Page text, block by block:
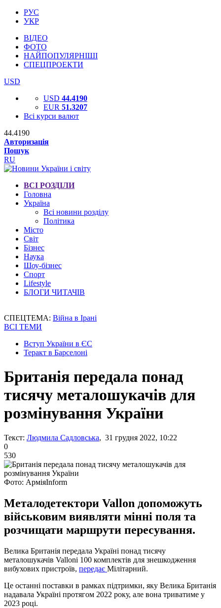
РУС
УКР
ВІДЕО
ФОТО
НАЙПОПУЛЯРНІШІ
СПЕЦПРОЕКТИ
USD
USD 44.4190
EUR 51.3207
Всі курси валют
44.4190
Авторизація
Пошук
RU
ВСІ РОЗДІЛИ
Головна
Україна
Всі новини розділу
Політика
Місто
Світ
Бізнес
Наука
Шоу-бізнес
Спорт
Lifestyle
БЛОГИ ЧИТАЧІВ
СПЕЦТЕМА: Війна в Ірані
ВСІ ТЕМИ
Вступ України в ЄС
Теракт в Барселоні
Британія передала понад
тисячу металошукачів для
розмінування України
Текст: Людмила Садловська, 31 грудня 2022, 10:22
0
530
Фото: АрміяInform
Металодетектори Vallon допоможуть
військовим виявляти мінні поля та
розчищати маршрути пересування.
Велика Британія передала Україні понад тисячу
металошукачів Vallonі 100 комплектів для знешкодження
вибухових пристроїв, передає Мілітарний.
Це останні поставки в рамках підтримки, яку Велика Британія
надавала Україні протягом 2022 року, але вона триватиме у
2023 році.